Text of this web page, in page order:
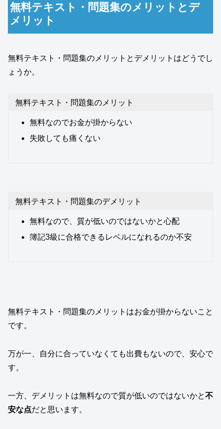
無料テキスト・問題集のメリットとデ
メリット
無料テキスト・問題集のメリットとデメリットはどうでし
ょうか。
無料テキスト・問題集のメリット
無料なのでお金が掛からない
失敗しても痛くない
無料テキスト・問題集のデメリット
無料なので、質が低いのではないかと心配
簿記3級に合格できるレベルになれるのか不安
無料テキスト・問題集のメリットはお金が掛からないこと
です。
万が一、自分に合っていなくても出費もないので、安心で
す。
一方、デメリットは無料なので質が低いのではないかと不
安な点だと思います。